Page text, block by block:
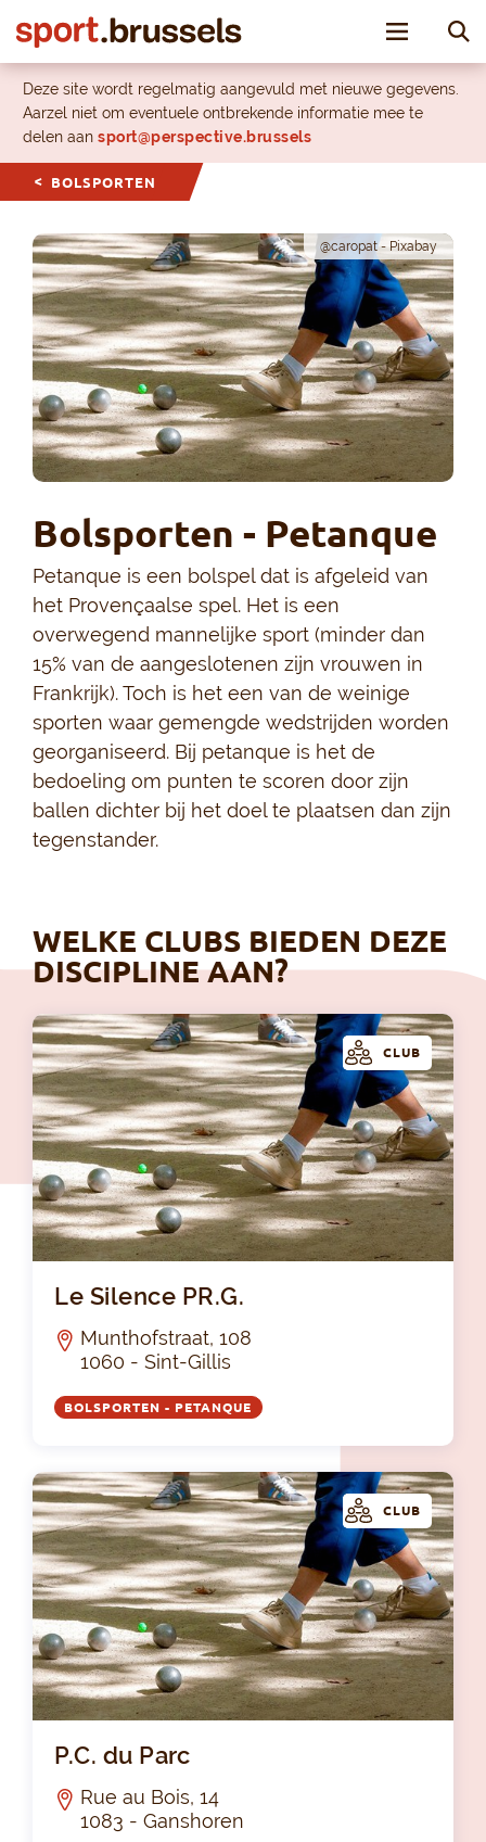
Toggle
Deze site wordt regelmatig aangevuld met nieuwe gegevens.
Aarzel niet om eventuele ontbrekende informatie mee te
delen aan sport@perspective.brussels
BOLSPORTEN
@caropat - Pixabay
Bolsporten - Petanque
Petanque is een bolspel dat is afgeleid van
het Provençaalse spel. Het is een
overwegend mannelijke sport (minder dan
15% van de aangeslotenen zijn vrouwen in
Frankrijk). Toch is het een van de weinige
sporten waar gemengde wedstrijden worden
georganiseerd. Bij petanque is het de
bedoeling om punten te scoren door zijn
ballen dichter bij het doel te plaatsen dan zijn
tegenstander.
WELKE CLUBS BIEDEN DEZE
DISCIPLINE AAN?
CLUB
Le Silence PR.G.
Munthofstraat, 108
1060 - Sint-Gillis
BOLSPORTEN - PETANQUE
CLUB
P.C. du Parc
Rue au Bois, 14
1083 - Ganshoren